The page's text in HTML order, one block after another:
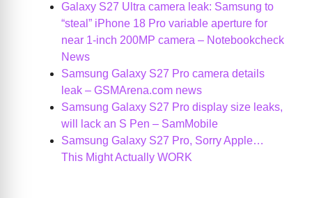
Galaxy S27 Ultra camera leak: Samsung to
“steal” iPhone 18 Pro variable aperture for
near 1-inch 200MP camera – Notebookcheck
News
Samsung Galaxy S27 Pro camera details
leak – GSMArena.com news
Samsung Galaxy S27 Pro display size leaks,
will lack an S Pen – SamMobile
Samsung Galaxy S27 Pro, Sorry Apple…
This Might Actually WORK